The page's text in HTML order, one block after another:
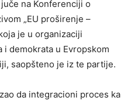
na Konferenciji o
„EU proširenje –
je u organizaciji
demokrata u Evropskom
saopšteno je iz te partije.
da integracioni proces ka